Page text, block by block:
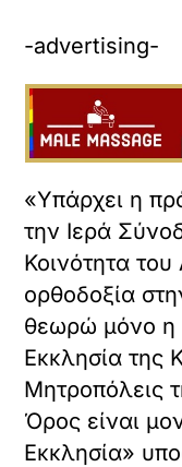
-advertising-
«Υπάρχει η
την Ιερά
Κοινότητα
ορθοδοξία
θεωρώ μόνο η
Εκκλησία της
Μητροπόλεις
Όρος είναι
Εκκλησία»